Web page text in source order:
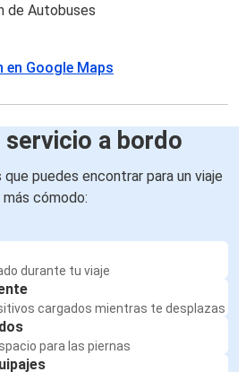
de Autobuses
en Google Maps
servicio a bordo
puedes encontrar para un viaje
más cómodo:
durante tu viaje
cargados mientras te desplazas
para las piernas